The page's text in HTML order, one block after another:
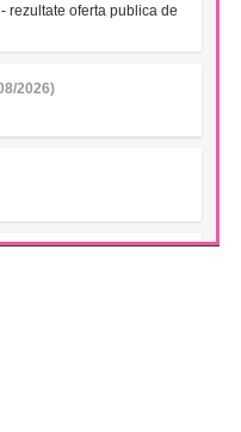
rezultate oferta publica de
2026)